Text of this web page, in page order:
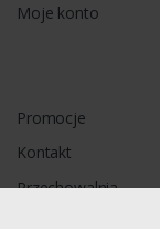
Moje konto
Promocje
Kontakt
Przechowalnia